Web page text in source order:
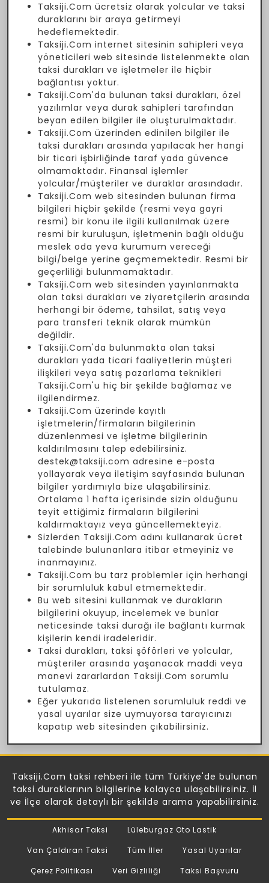
Taksiji.Com ücretsiz olarak yolcular ve taksi
duraklarını bir araya getirmeyi
hedeflemektedir.
Taksiji.Com internet sitesinin sahipleri veya
yöneticileri web sitesinde listelenmekte olan
taksi durakları ve işletmeler ile hiçbir
bağlantısı yoktur.
Taksiji.Com'da bulunan taksi durakları, özel
yazılımlar veya durak sahipleri tarafından
beyan edilen bilgiler ile oluşturulmaktadır.
Taksiji.Com üzerinden edinilen bilgiler ile
taksi durakları arasında yapılacak her hangi
bir ticari işbirliğinde taraf yada güvence
olmamaktadır. Finansal işlemler
yolcular/müşteriler ve duraklar arasındadır.
Taksiji.Com web sitesinden bulunan firma
bilgileri hiçbir şekilde (resmi veya gayri
resmi) bir konu ile ilgili kullanılmak üzere
resmi bir kuruluşun, işletmenin bağlı olduğu
meslek oda yeva kurumum vereceği
bilgi/belge yerine geçmemektedir. Resmi bir
geçerliliği bulunmamaktadır.
Taksiji.Com web sitesinden yayınlanmakta
olan taksi durakları ve ziyaretçilerin arasında
herhangi bir ödeme, tahsilat, satış veya
para transferi teknik olarak mümkün
değildir.
Taksiji.Com'da bulunmakta olan taksi
durakları yada ticari faaliyetlerin müşteri
ilişkileri veya satış pazarlama teknikleri
Taksiji.Com'u hiç bir şekilde bağlamaz ve
ilgilendirmez.
Taksiji.Com üzerinde kayıtlı
işletmelerin/firmaların bilgilerinin
düzenlenmesi ve işletme bilgilerinin
kaldırılmasını talep edebilirsiniz.
destek@taksiji.com adresine e-posta
yollayarak veya iletişim sayfasında bulunan
bilgiler yardımıyla bize ulaşabilirsiniz.
Ortalama 1 hafta içerisinde sizin olduğunu
teyit ettiğimiz firmaların bilgilerini
kaldırmaktayız veya güncellemekteyiz.
Sizlerden Taksiji.Com adını kullanarak ücret
talebinde bulunanlara itibar etmeyiniz ve
inanmayınız.
Taksiji.Com bu tarz problemler için herhangi
bir sorumluluk kabul etmemektedir.
Bu web sitesini kullanmak ve durakların
bilgilerini okuyup, incelemek ve bunlar
neticesinde taksi durağı ile bağlantı kurmak
kişilerin kendi iradeleridir.
Taksi durakları, taksi şöförleri ve yolcular,
müşteriler arasında yaşanacak maddi veya
manevi zararlardan Taksiji.Com sorumlu
tutulamaz.
Eğer yukarıda listelenen sorumluluk reddi ve
yasal uyarılar size uymuyorsa tarayıcınızı
kapatıp web sitesinden çıkabilirsiniz.
Taksiji.Com taksi rehberi ile tüm Türkiye'de bulunan
taksi duraklarının bilgilerine kolayca ulaşabilirsiniz. İl
ve İlçe olarak detaylı bir şekilde arama yapabilirsiniz.
Akhisar Taksi
Lüleburgaz Oto Lastik
Van Çaldıran Taksi
Tüm İller
Yasal Uyarılar
Çerez Politikası
Veri Gizliliği Taksi Başvuru